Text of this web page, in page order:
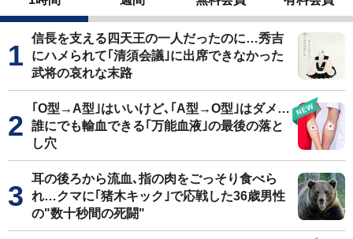
信長を支える四天王の一人だったのに…秀吉
にハメられて｢清須会議｣に出席できなかった
武将の哀れな末路
｢O型→A型｣はいいけど､｢A型→O型｣はダメ…
誰にでも輸血できる｢万能血液｣の最後の落と
し穴
耳の後ろから流血､指の肉をごっそり食べら
れ…クマに｢猪木キック｣で応戦した36歳男性
の"数十秒間の死闘"